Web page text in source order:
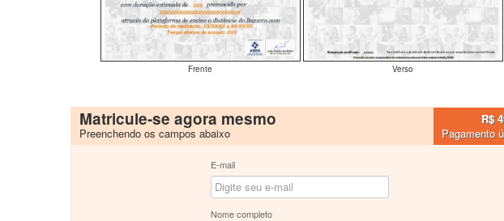
Frente Verso
Matricule-se agora mesmo
Preenchendo os campos abaixo
R$
Pagamento
E-mail
Nome completo